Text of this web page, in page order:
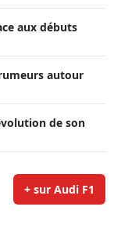
aux débuts
autour
de son
+ sur Audi F1